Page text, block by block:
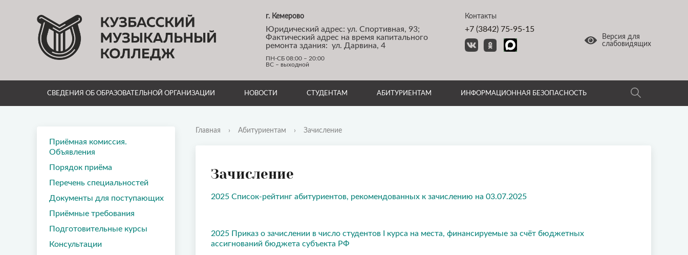
г. Кемерово
Юридический адрес: ул. Спортивная, 93;
Фактический адрес на время капитального
ремонта здания: ул. Дарвина, 4
ПН-СБ 08:00 – 20:00
ВС – выходной
Контакты
+7 (3842) 75-95-15
Версия для
слабовидящих
СВЕДЕНИЯ ОБ ОБРАЗОВАТЕЛЬНОЙ ОРГАНИЗАЦИИ НОВОСТИ СТУДЕНТАМ АБИТУРИЕНТАМ ИНФОРМАЦИОННАЯ БЕЗОПАСНОСТЬ
Приёмная комиссия.
Объявления
Порядок приёма
Перечень специальностей
Документы для поступающих
Приёмные требования
Подготовительные курсы
Консультации
Главная › Абитуриентам › Зачисление
Зачисление
2025 Список-рейтинг абитуриентов, рекомендованных к зачислению на 03.07.2025
2025 Приказ о зачислении в число студентов I курса на места, финансируемые за счёт бюджетных
ассигнований бюджета субъекта РФ